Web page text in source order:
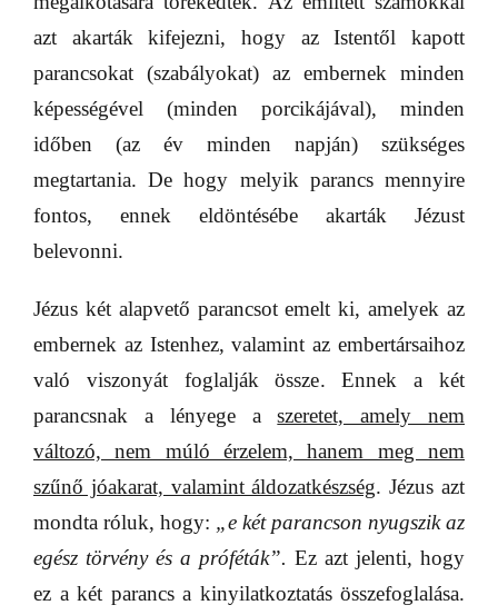
azt akarták kifejezni, hogy az Istentől kapott
parancsokat (szabályokat) az embernek minden
képességével (minden porcikájával), minden
időben (az év minden napján) szükséges
megtartania. De hogy melyik parancs mennyire
fontos, ennek eldöntésébe akarták Jézust
belevonni.
Jézus két alapvető parancsot emelt ki, amelyek az
embernek az Istenhez, valamint az embertársaihoz
való viszonyát foglalják össze. Ennek a két
parancsnak a lényege aszeretet, amely nem
változó, nem múló érzelem, hanem meg nem
szűnő jóakarat, valamint áldozatkészség. Jézus azt
mondta róluk, hogy: „e két parancson nyugszik az
egész törvény és a próféták”. Ez azt jelenti, hogy
ez a két parancs a kinyilatkoztatás összefoglalása.